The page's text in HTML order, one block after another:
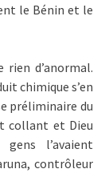
le Bénin et le
d’anormal.
chimique s’en
préliminaire du
collant et Dieu
l’avaient
contrôleur